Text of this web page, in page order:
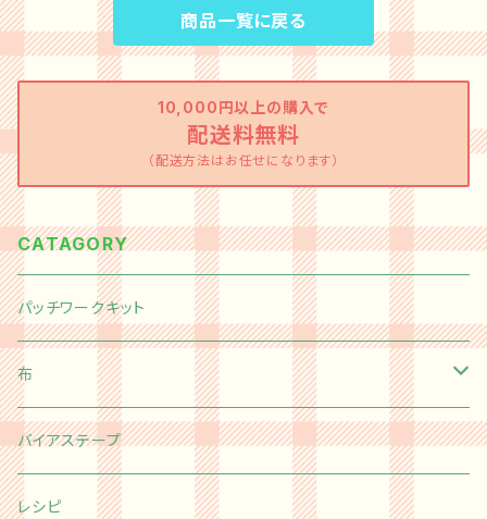
商品一覧に戻る
10,000円以上の購入で
配送料無料
（配送方法はお任せになります）
CATAGORY
パッチワークキット
布
切り売り
Happy message 30's
カットクロス
バイアステープ
レシピ